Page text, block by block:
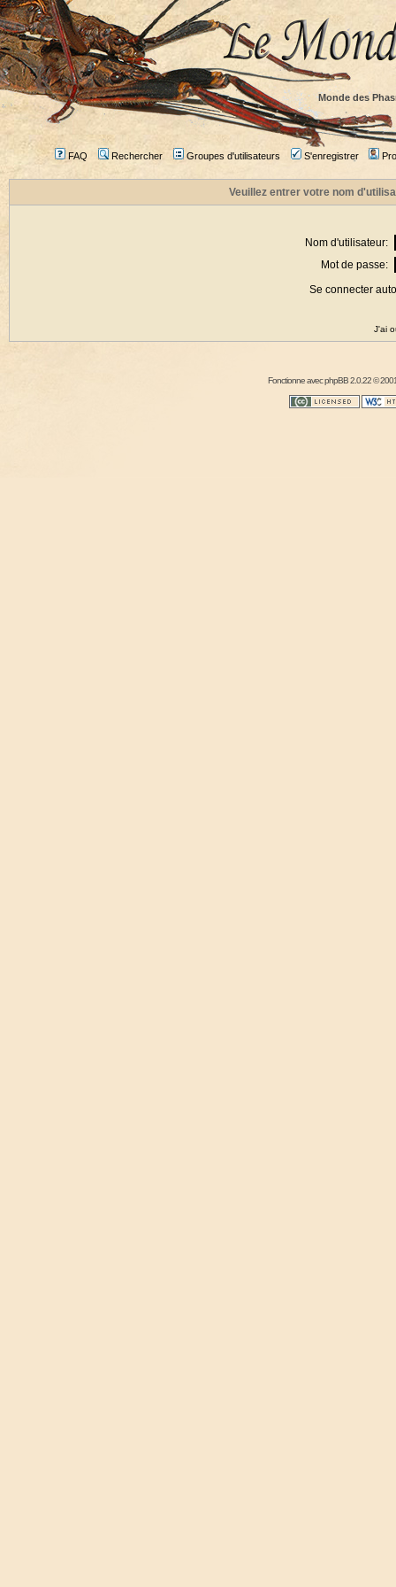
Monde des
FAQ Rechercher Groupes d'utilisateurs S'enregistrer
Veuillez entrer votre nom
Nom d'utilisateur:
Mot de passe:
Se connecter
J'ai
Fonctionne avecphpBB2.0.22 ©